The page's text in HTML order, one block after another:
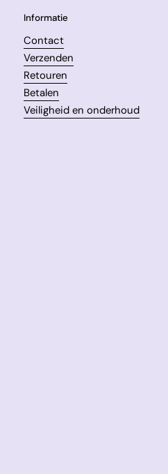
Informatie
Contact
Verzenden
Retouren
Betalen
Veiligheid en onderhoud